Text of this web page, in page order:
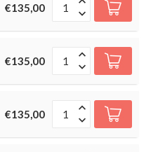
€135,00
€135,00
€135,00